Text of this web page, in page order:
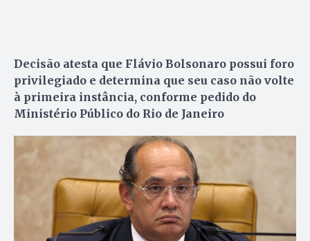
Decisão atesta que Flávio Bolsonaro possui foro
privilegiado e determina que seu caso não volte
à primeira instância, conforme pedido do
Ministério Público do Rio de Janeiro